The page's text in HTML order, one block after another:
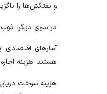
و نفتکش‌ها را
در سوی دیگر،
هستند. هزینه اجاره نفتکش‌های بزرگ از ۹۰
هزینه سوخت